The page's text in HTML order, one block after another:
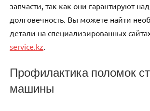
запчасти, так как они гарантируют
долговечность. Вы можете найти
детали на специализированных
service.kz
Профилактика поломок
машины